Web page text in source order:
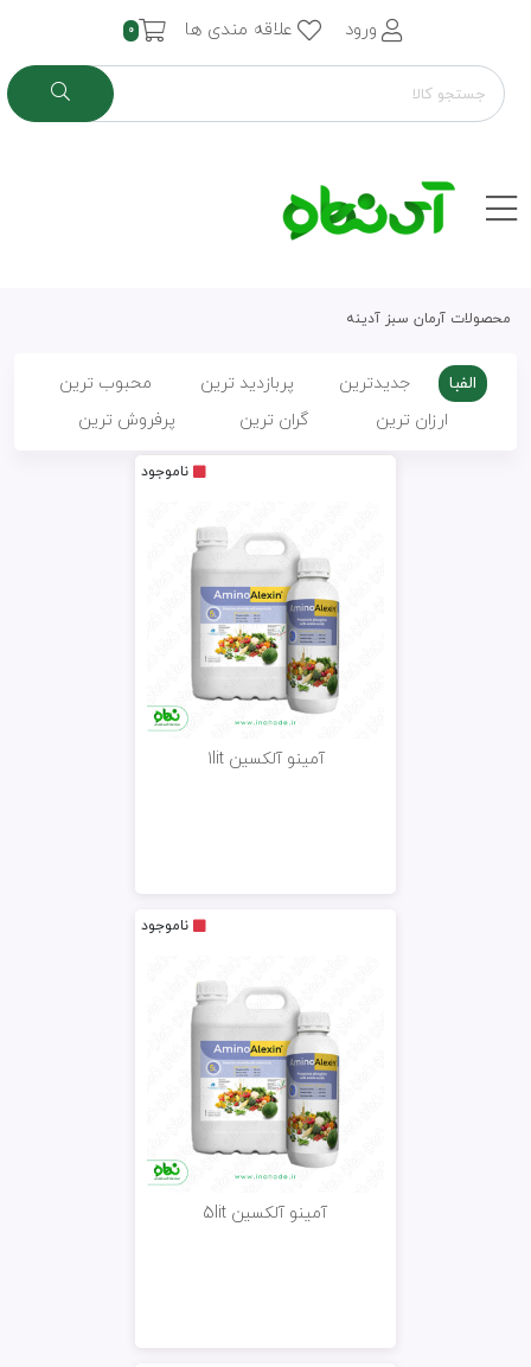
ورود علاقه مندی ها 0
محصولات آرمان سبز آدینه
الفبا جدیدترین پربازدید ترین
محبوب ترین
ارزان ترین
گران ترین پرفروش ترین
ناموجود
آمینو آلکسین 1lit
ناموجود
آمینو آلکسین 5lit